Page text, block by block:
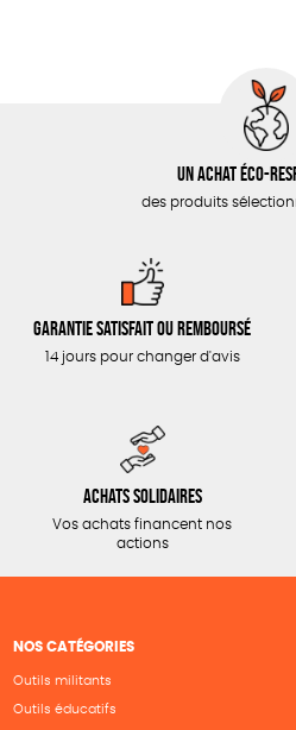
CUISINE / NUTRITION
ACCESSOIRES
Un achat éco-
des produits
Garantie satisfait ou remboursé
14 jours pour changer d'avis
Achats solidaires
Vos achats financent nos
actions
NOS CATÉGORIES
Outils militants
Outils éducatifs